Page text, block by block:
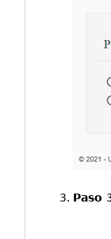
Paso